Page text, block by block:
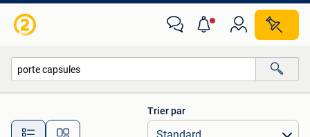
Toutes les distances…
Trier par